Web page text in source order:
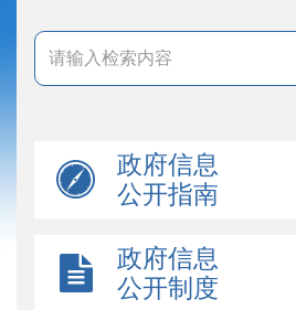
政府信息
公开指南
政府信息
公开制度